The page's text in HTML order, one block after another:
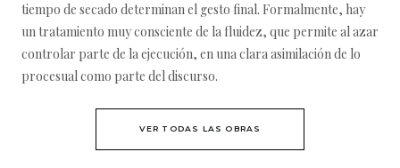
tiempo de secado determinan el gesto final. Formalmente, hay
un tratamiento muy consciente de la fluidez, que permite al azar
controlar parte de la ejecución, en una clara asimilación de lo
procesual como parte del discurso.
VER TODAS LAS OBRAS